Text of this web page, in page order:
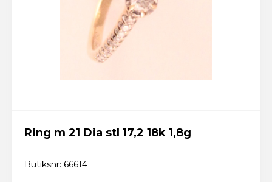
Ring m 21 Dia stl 17,2 18k 1,8g
Butiksnr: 66614